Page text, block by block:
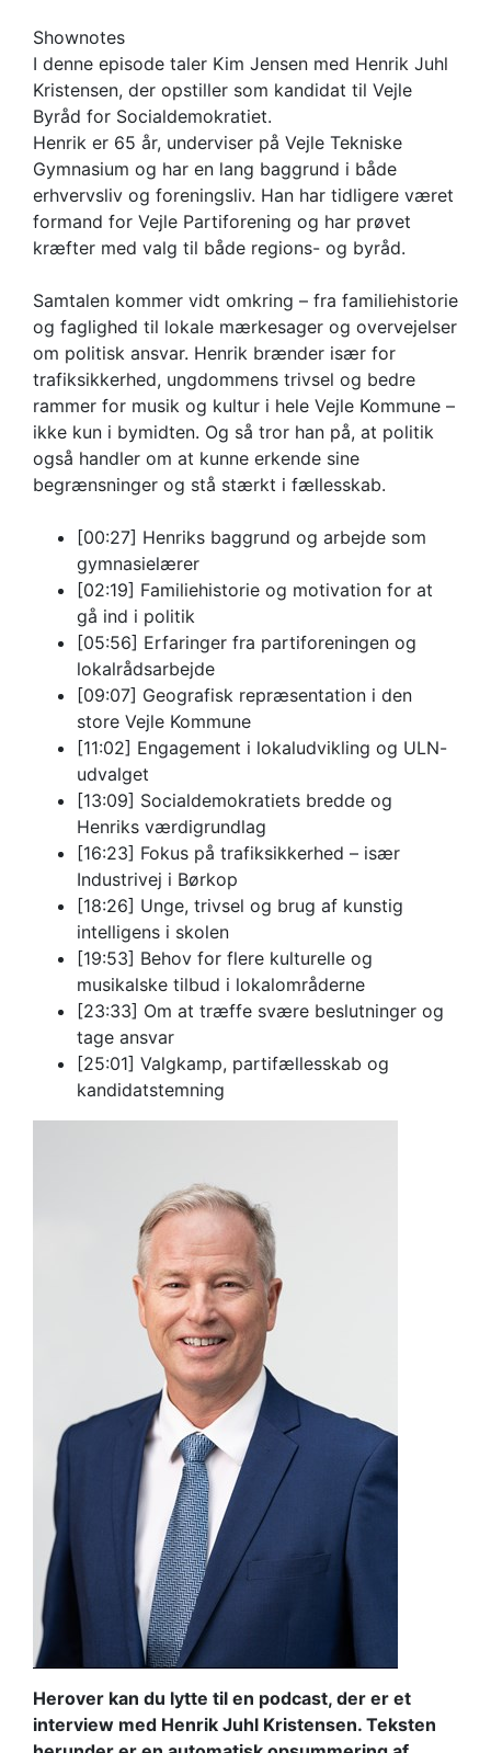
Shownotes
I denne episode taler Kim Jensen med Henrik Juhl
Kristensen, der opstiller som kandidat til Vejle
Byråd for Socialdemokratiet.
Henrik er 65 år, underviser på Vejle Tekniske
Gymnasium og har en lang baggrund i både
erhvervsliv og foreningsliv. Han har tidligere været
formand for Vejle Partiforening og har prøvet
kræfter med valg til både regions- og byråd.
Samtalen kommer vidt omkring – fra familiehistorie
og faglighed til lokale mærkesager og overvejelser
om politisk ansvar. Henrik brænder især for
trafiksikkerhed, ungdommens trivsel og bedre
rammer for musik og kultur i hele Vejle Kommune –
ikke kun i bymidten. Og så tror han på, at politik
også handler om at kunne erkende sine
begrænsninger og stå stærkt i fællesskab.
[00:27] Henriks baggrund og arbejde som
gymnasielærer
[02:19] Familiehistorie og motivation for at
gå ind i politik
[05:56] Erfaringer fra partiforeningen og
lokalrådsarbejde
[09:07] Geografisk repræsentation i den
store Vejle Kommune
[11:02] Engagement i lokaludvikling og ULN-
udvalget
[13:09] Socialdemokratiets bredde og
Henriks værdigrundlag
[16:23] Fokus på trafiksikkerhed – især
Industrivej i Børkop
[18:26] Unge, trivsel og brug af kunstig
intelligens i skolen
[19:53] Behov for flere kulturelle og
musikalske tilbud i lokalområderne
[23:33] Om at træffe svære beslutninger og
tage ansvar
[25:01] Valgkamp, partifællesskab og
kandidatstemning
Herover kan du lytte til en podcast, der er et
interview med Henrik Juhl Kristensen. Teksten